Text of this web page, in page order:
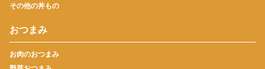
その他の丼もの
おつまみ
お肉のおつまみ